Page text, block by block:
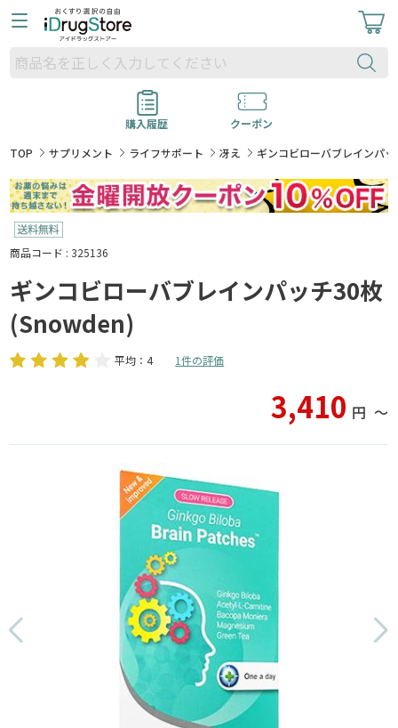
購入履歴
クーポン
TOP
サプリメント ライフサポート 冴え ギンコビローバブレインパ
商品コード : 325136
ギンコビローバブレインパッチ30枚
(Snowden)
平均：4 1件の評価
3,410 円 〜